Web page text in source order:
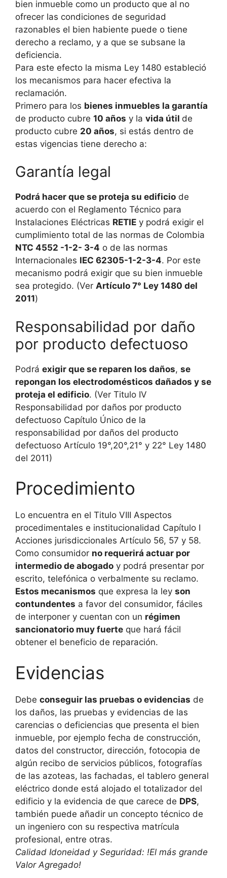
bien inmueble como un producto que al no
ofrecer las condiciones de seguridad
razonables el bien habiente puede o tiene
derecho a reclamo, y a que se subsane la
deficiencia.
Para este efecto la misma Ley 1480 estableció
los mecanismos para hacer efectiva la
reclamación.
Primero para los bienes inmuebles la garantía
de producto cubre 10 años y la vida útil de
producto cubre 20 años, si estás dentro de
estas vigencias tiene derecho a:
Garantía legal
Podrá hacer que se proteja su edificio de
acuerdo con el Reglamento Técnico para
Instalaciones Eléctricas RETIE y podrá exigir el
cumplimiento total de las normas de Colombia
NTC 4552 -1-2- 3-4 o de las normas
Internacionales IEC 62305-1-2-3-4. Por este
mecanismo podrá exigir que su bien inmueble
sea protegido. (Ver Artículo 7° Ley 1480 del
2011)
Responsabilidad por daño
por producto defectuoso
Podrá exigir que se reparen los daños, se
repongan los electrodomésticos dañados y se
proteja el edificio. (Ver Titulo IV
Responsabilidad por daños por producto
defectuoso Capítulo Único de la
responsabilidad por daños del producto
defectuoso Artículo 19°,20°,21° y 22° Ley 1480
del 2011)
Procedimiento
Lo encuentra en el Titulo VIII Aspectos
procedimentales e institucionalidad Capítulo I
Acciones jurisdiccionales Artículo 56, 57 y 58.
Como consumidor no requerirá actuar por
intermedio de abogado y podrá presentar por
escrito, telefónica o verbalmente su reclamo.
Estos mecanismos que expresa la ley son
contundentes a favor del consumidor, fáciles
de interponer y cuentan con un régimen
sancionatorio muy fuerte que hará fácil
obtener el beneficio de reparación.
Evidencias
Debe conseguir las pruebas o evidencias de
los daños, las pruebas y evidencias de las
carencias o deficiencias que presenta el bien
inmueble, por ejemplo fecha de construcción,
datos del constructor, dirección, fotocopia de
algún recibo de servicios públicos, fotografías
de las azoteas, las fachadas, el tablero general
eléctrico donde está alojado el totalizador del
edificio y la evidencia de que carece de DPS,
también puede añadir un concepto técnico de
un ingeniero con su respectiva matrícula
profesional, entre otras.
Calidad Idoneidad y Seguridad: !El más grande
Valor Agregado!